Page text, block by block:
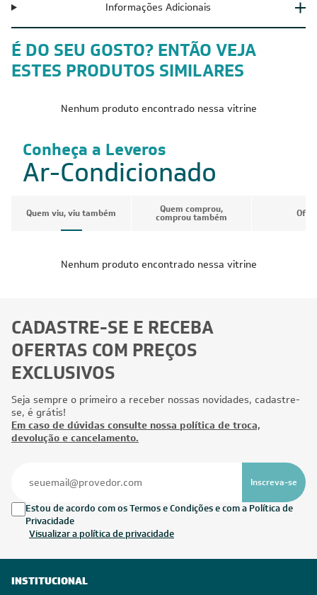
Informações Adicionais
É DO SEU GOSTO? ENTÃO VEJA
ESTES PRODUTOS SIMILARES
Nenhum produto encontrado nessa vitrine
Conheça a Leveros
Ar-Condicionado
Quem viu, viu também Quem comprou,
comprou também
Nenhum produto encontrado nessa vitrine
CADASTRE-SE E RECEBA
OFERTAS COM PREÇOS
EXCLUSIVOS
Seja sempre o primeiro a receber nossas novidades, cadastre-
se, é grátis!
Em caso de dúvidas consulte nossa política de troca,
devolução e cancelamento.
Inscreva-se
Estou de acordo com os Termos e Condições e com a Política de
Privacidade
Visualizar a política de privacidade
INSTITUCIONAL